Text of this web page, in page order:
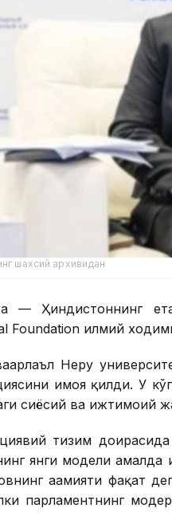
шахсий архивидан
— Ҳиндистоннинг
Foundation илмий
Неру
ҳимоя қилди. У
сиёсий ва ижтимоий
тизим
янги модели
аҳамияти фақат
парламентнинг